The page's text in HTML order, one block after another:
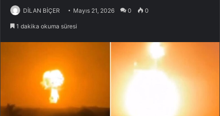
DİLAN BİÇER Mayıs 21, 2026 0 0
1 dakika okuma süresi